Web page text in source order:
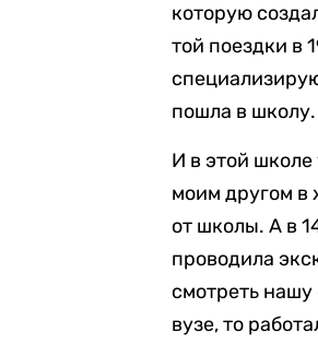
которую
той поездки в
пошла в школу.
И в этой школе
моим другом в
от школы. А в
проводила
смотреть нашу
вузе, то